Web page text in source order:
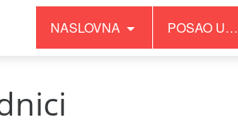
NASLOVNA POSAO U…